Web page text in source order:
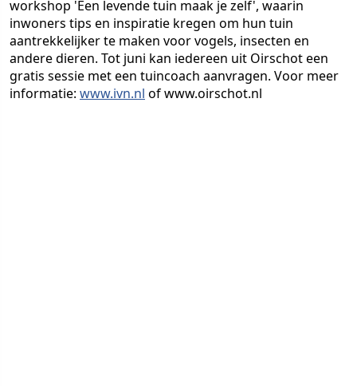
workshop 'Een levende tuin maak je zelf', waarin
inwoners tips en inspiratie kregen om hun tuin
aantrekkelijker te maken voor vogels, insecten en
andere dieren. Tot juni kan iedereen uit Oirschot een
gratis sessie met een tuincoach aanvragen. Voor meer
informatie: www.ivn.nl ofwww.oirschot.nl